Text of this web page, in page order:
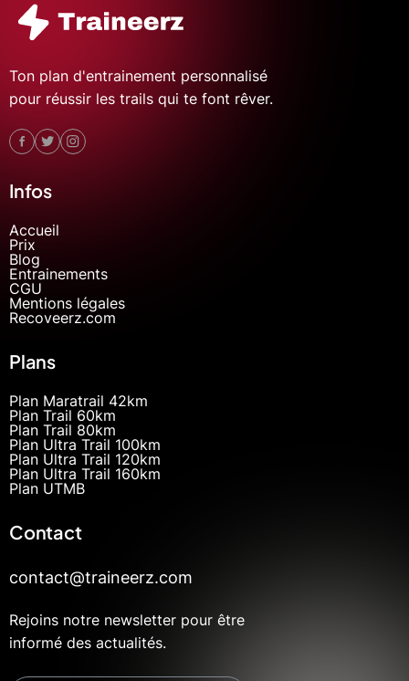
Ton plan d'entrainement personnalisé
pour réussir les trails qui te font rêver.
Infos
Accueil
Prix
Blog
Entrainements
CGU
Mentions légales
Recoveerz.com
Plans
Plan Maratrail 42km
Plan Trail 60km
Plan Trail 80km
Plan Ultra Trail 100km
Plan Ultra Trail 120km
Plan Ultra Trail 160km
Plan UTMB
Contact
contact@traineerz.com
Rejoins notre newsletter pour être
informé des actualités.